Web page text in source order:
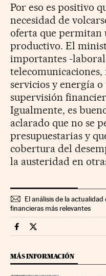
Por eso es positivo
necesidad de
oferta que permitan
productivo. El
importantes -
servicios y energía
supervisión
Igualmente, es
aclarado que no se
presupuestarias y
cobertura del
la austeridad en
El análisis de la
financieras más relevantes
Economia Cinco Días en
Economia Cinco
MÁS INFORMACIÓN